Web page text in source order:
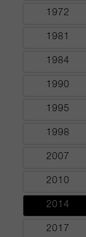
1972
1981
1984
1990
1995
1998
2007
2010
2014
2017